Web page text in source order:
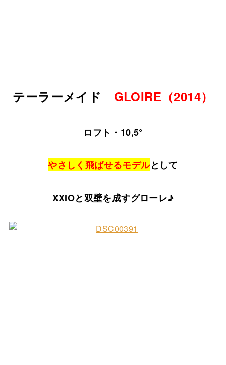
テーラーメイド GLOIRE（2014）
ロフト・10,5°
やさしく飛ばせるモデルとして
XXIOと双壁を成すグローレ♪